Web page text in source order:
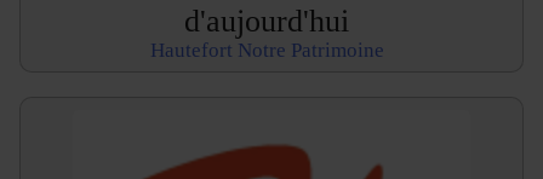
d'aujourd'hui
Hautefort Notre Patrimoine